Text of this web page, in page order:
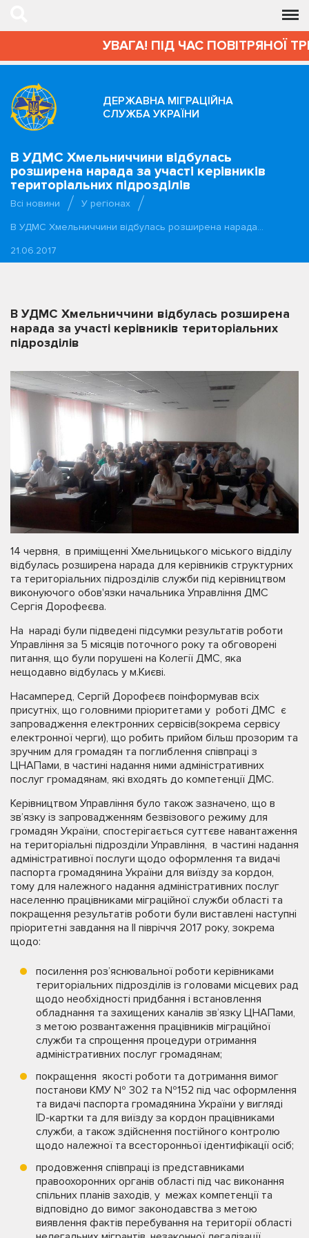
УВАГА! ПІД ЧАС ПОВІТРЯНОЇ
ДЕРЖАВНА МІГРАЦІЙНА
СЛУЖБА УКРАЇНИ
В УДМС Хмельниччини відбулась
розширена нарада за участі керівників
територіальних підрозділів
Всі новини
У регіонах
В УДМС Хмельниччини відбулась розширена нарада…
21.06.2017
В УДМС Хмельниччини відбулась розширена
нарада за участі керівників територіальних
підрозділів
14 червня, в приміщенні Хмельницького міського відділу
відбулась розширена нарада для керівників структурних
та територіальних підрозділів служби під керівництвом
виконуючого обов'язки начальника Управління ДМС
Сергія Дорофеєва.
На нараді були підведені підсумки результатів роботи
Управління за 5 місяців поточного року та обговорені
питання, що були порушені на Колегії ДМС, яка
нещодавно відбулась у м.Києві.
Насамперед, Сергій Дорофеєв поінформував всіх
присутніх, що головними пріоритетами у роботі ДМС є
запровадження електронних сервісів(зокрема сервісу
електронної черги), що робить прийом більш прозорим та
зручним для громадян та поглиблення співпраці з
ЦНАПами, в частині надання ними адміністративних
послуг громадянам, які входять до компетенції ДМС.
Керівництвом Управління було також зазначено, що в
зв’язку із запровадженням безвізового режиму для
громадян України, спостерігається суттєве навантаження
на територіальні підрозділи Управління, в частині надання
адміністративної послуги щодо оформлення та видачі
паспорта громадянина України для виїзду за кордон,
тому для належного надання адміністративних послуг
населенню працівниками міграційної служби області та
покращення результатів роботи були виставлені наступні
пріоритетні завдання на II півріччя 2017 року, зокрема
щодо:
посилення роз’яснювальної роботи керівниками
територіальних підрозділів із головами місцевих рад
щодо необхідності придбання і встановлення
обладнання та захищених каналів зв’язку ЦНАПами,
з метою розвантаження працівників міграційної
служби та спрощення процедури отримання
адміністративних послуг громадянам;
покращення якості роботи та дотримання вимог
постанови КМУ № 302 та №152 під час оформлення
та видачі паспорта громадянина України у вигляді
ID-картки та для виїзду за кордон працівниками
служби, а також здійснення постійного контролю
щодо належної та всесторонньої ідентифікації осіб;
продовження співпраці із представниками
правоохоронних органів області під час виконання
спільних планів заходів, у межах компетенції та
відповідно до вимог законодавства з метою
виявлення фактів перебування на території області